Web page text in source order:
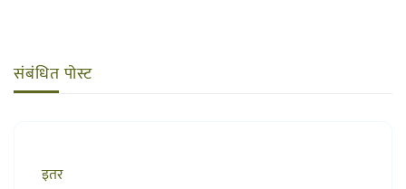
संबंधित पोस्ट
इतर